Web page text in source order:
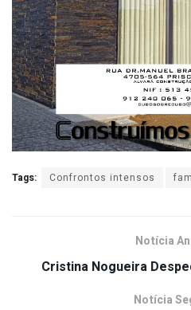
Tags: Confrontos intensos
Notícia
Cristina Nogueira
Notícia